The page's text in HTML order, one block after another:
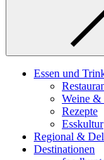
Essen und
Weine &
Rezepte
Esskultur
Regional &
Destinationen